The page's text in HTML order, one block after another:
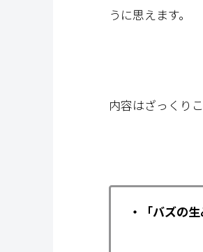
うに思えます。
内容はざっくり
・「バズの生